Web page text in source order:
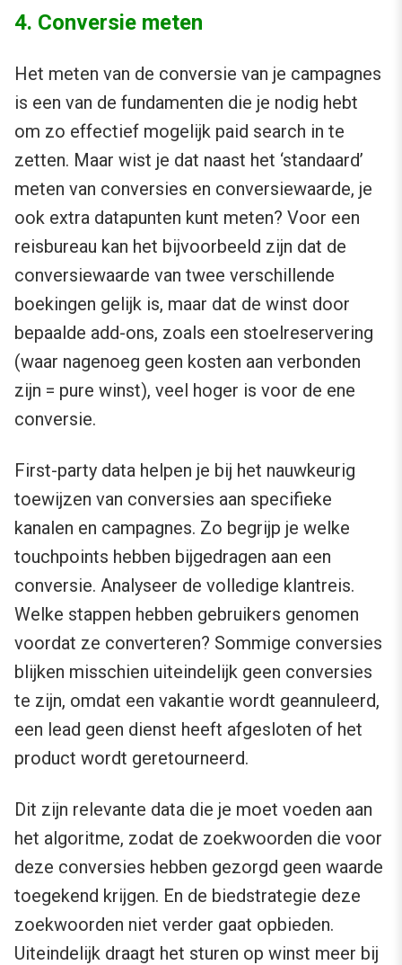
4. Conversie meten
Het meten van de conversie van je campagnes
is een van de fundamenten die je nodig hebt
om zo effectief mogelijk paid search in te
zetten. Maar wist je dat naast het ‘standaard’
meten van conversies en conversiewaarde, je
ook extra datapunten kunt meten? Voor een
reisbureau kan het bijvoorbeeld zijn dat de
conversiewaarde van twee verschillende
boekingen gelijk is, maar dat de winst door
bepaalde add-ons, zoals een stoelreservering
(waar nagenoeg geen kosten aan verbonden
zijn = pure winst), veel hoger is voor de ene
conversie.
First-party data helpen je bij het nauwkeurig
toewijzen van conversies aan specifieke
kanalen en campagnes. Zo begrijp je welke
touchpoints hebben bijgedragen aan een
conversie. Analyseer de volledige klantreis.
Welke stappen hebben gebruikers genomen
voordat ze converteren? Sommige conversies
blijken misschien uiteindelijk geen conversies
te zijn, omdat een vakantie wordt geannuleerd,
een lead geen dienst heeft afgesloten of het
product wordt geretourneerd.
Dit zijn relevante data die je moet voeden aan
het algoritme, zodat de zoekwoorden die voor
deze conversies hebben gezorgd geen waarde
toegekend krijgen. En de biedstrategie deze
zoekwoorden niet verder gaat opbieden.
Uiteindelijk draagt het sturen op winst meer bij